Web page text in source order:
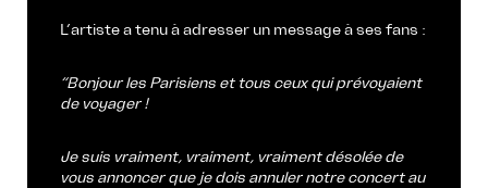
L’artiste a tenu à adresser un message à ses fans :
“Bonjour les Parisiens et tous ceux qui prévoyaient
de voyager !
Je suis vraiment, vraiment, vraiment désolée de
vous annoncer que je dois annuler notre concert au